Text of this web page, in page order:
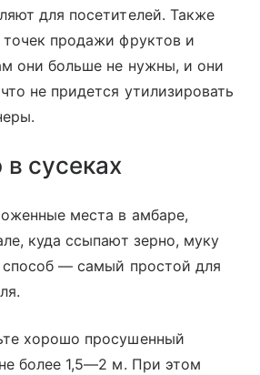
для посетителей. Также
продажи фруктов и
они больше не нужны, и они
не придется утилизировать
сусеках
места в амбаре,
куда ссыпают зерно, муку
— самый простой для
хорошо просушенный
более 1,5—2 м. При этом